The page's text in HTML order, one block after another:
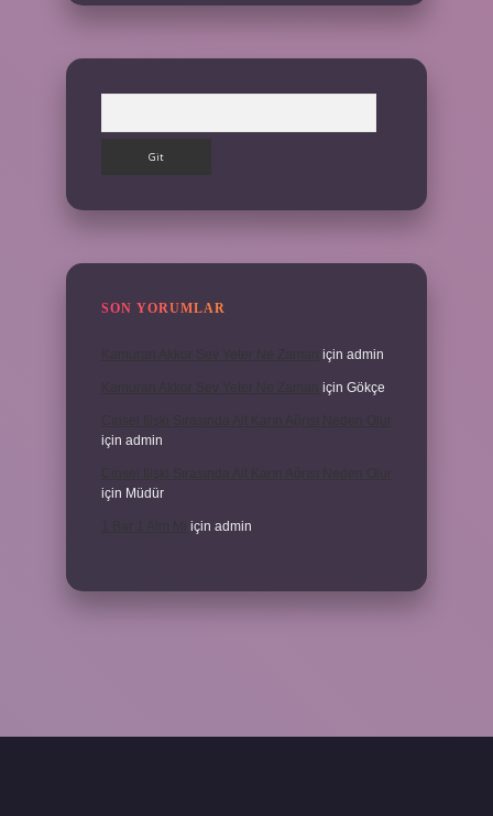
SON YORUMLAR
için admin
için Gökçe
için admin
Cinsel Ilişki Sırasında Alt Karın Ağrısı Neden Olur
için Müdür
için admin